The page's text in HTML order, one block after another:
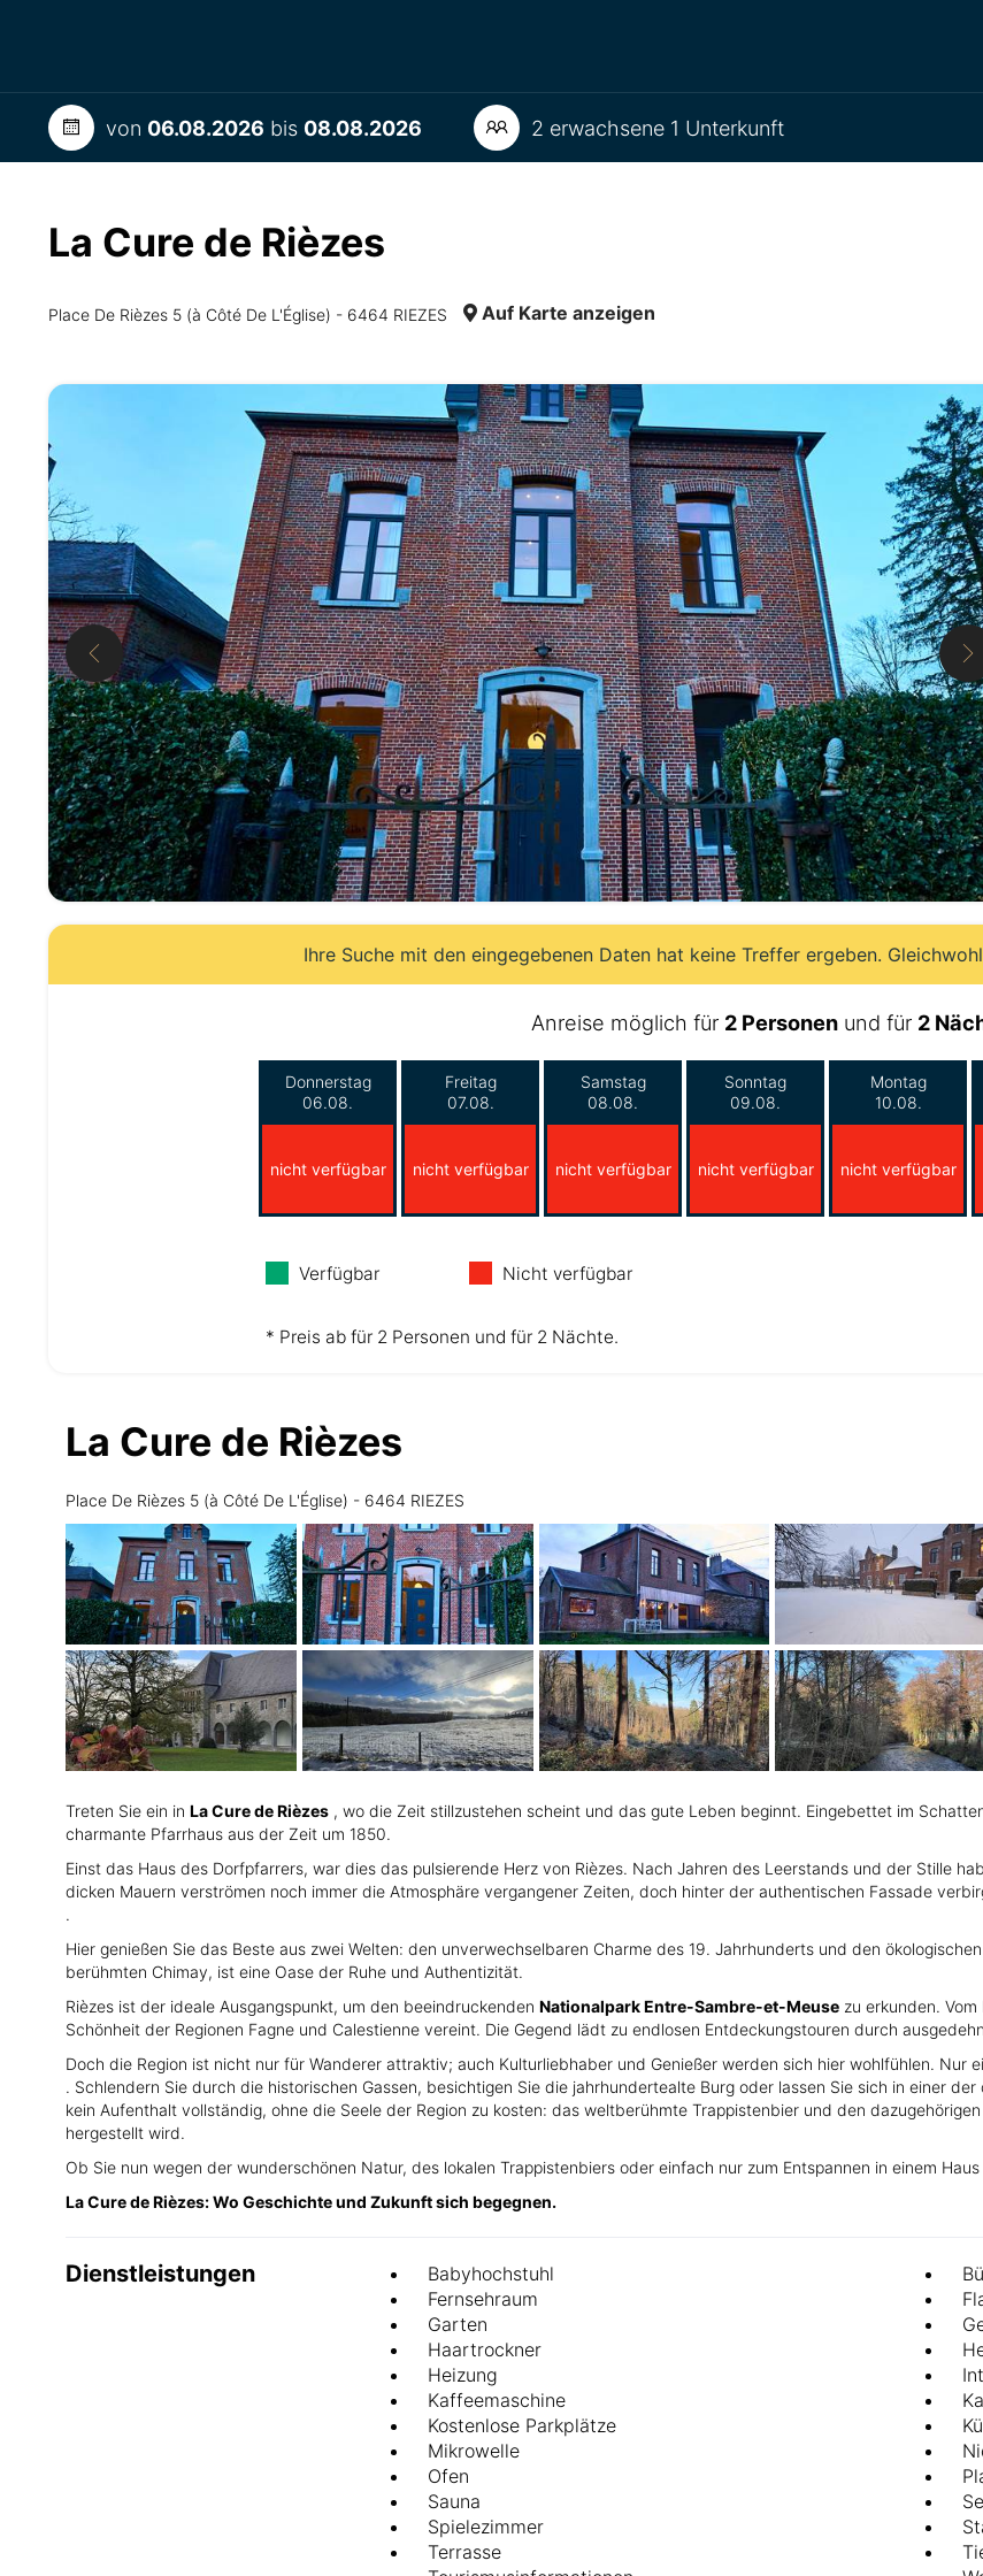
von 06.08.2026 bis 08.08.2026 2 erwachsene 1 Unterkunft
La Cure de Rièzes
Place De Rièzes 5 (à Côté De L'Église) - 6464 RIEZES Auf Karte anzeigen
Ihre Suche mit den eingegebenen Daten hat keine Treffer ergeben.
Anreise möglich für 2 Personen und für 2
Donnerstag
06.08.
nicht verfügbar
Freitag
07.08.
nicht verfügbar
Samstag
08.08.
nicht verfügbar
Sonntag
09.08.
nicht verfügbar
Montag
10.08.
nicht verfügbar
Verfügbar Nicht verfügbar
* Preis ab für 2 Personen und für 2 Nächte.
La Cure de Rièzes
Place De Rièzes 5 (à Côté De L'Église) - 6464 RIEZES
Treten Sie ein in La Cure de Rièzes , wo die Zeit stillzustehen scheint und das gute Leben beginnt. Eingebettet im
charmante Pfarrhaus aus der Zeit um 1850.
Einst das Haus des Dorfpfarrers, war dies das pulsierende Herz von Rièzes. Nach Jahren des Leerstands und der Stille
dicken Mauern verströmen noch immer die Atmosphäre vergangener Zeiten, doch hinter der authentischen Fassade
.
Hier genießen Sie das Beste aus zwei Welten: den unverwechselbaren Charme des 19. Jahrhunderts und den
berühmten Chimay, ist eine Oase der Ruhe und Authentizität.
Rièzes ist der ideale Ausgangspunkt, um den beeindruckenden Nationalpark Entre-Sambre-et-Meuse zu erkunden.
Schönheit der Regionen Fagne und Calestienne vereint. Die Gegend lädt zu endlosen Entdeckungstouren durch
Doch die Region ist nicht nur für Wanderer attraktiv; auch Kulturliebhaber und Genießer werden sich hier wohlfühlen. Nur
. Schlendern Sie durch die historischen Gassen, besichtigen Sie die jahrhundertealte Burg oder lassen Sie sich in einer
kein Aufenthalt vollständig, ohne die Seele der Region zu kosten: das weltberühmte Trappistenbier und den
hergestellt wird.
Ob Sie nun wegen der wunderschönen Natur, des lokalen Trappistenbiers oder einfach nur zum Entspannen in einem
La Cure de Rièzes: Wo Geschichte und Zukunft sich begegnen.
Dienstleistungen Babyhochstuhl
Fernsehraum
Garten
Haartrockner
Heizung
Kaffeemaschine
Kostenlose Parkplätze
Mikrowelle
Ofen
Sauna
Spielezimmer
Terrasse